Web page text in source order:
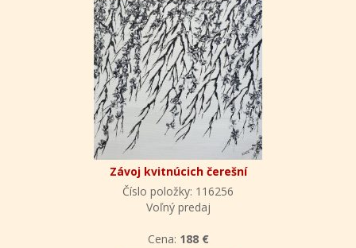
Závoj kvitnúcich čerešní
Číslo položky: 116256
Voľný predaj
Cena: 188 €